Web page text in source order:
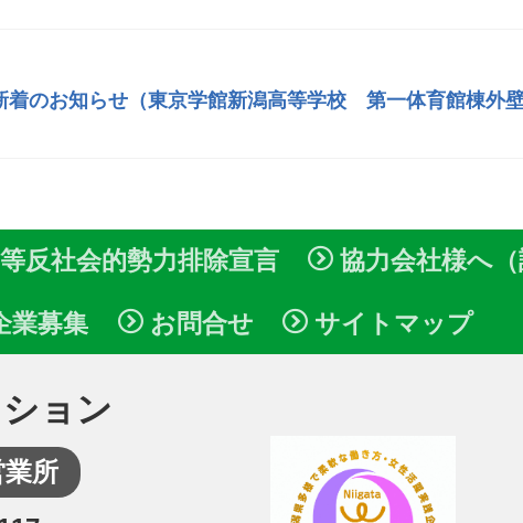
のお知らせ（東京学館新潟高等学校 第一体育館棟外壁
反社会的勢力排除宣言 協力会社様へ（
業募集 お問合せ サイトマップ
ョン
所